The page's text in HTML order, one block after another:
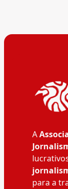
A
para a